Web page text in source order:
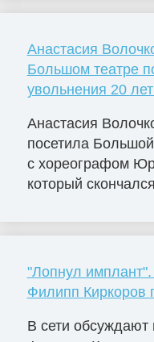
Анастасия
Большом театре
увольнения 20
Анастасия
посетила
с хореографом
который
"Лопнул
Филипп Киркоров
В сети обсуждают